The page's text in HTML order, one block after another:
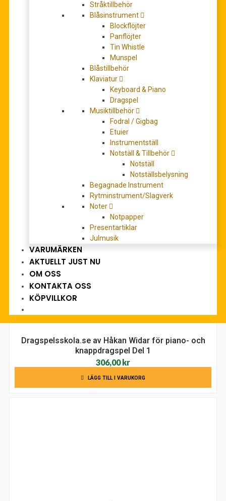
Stråktillbehör
Blåsinstrument
Blockflöjter
Panflöjter
Tin Whistle
Munspel
Blåstillbehör
Klaviatur
Keyboard & Piano
Dragspel
Musiktillbehör
Fodral / Gigbag
Etuier
Instrumentställ
Notställ & Tillbehör
Notställ
Notställsbelysning
Begagnade Instrument
Rytminstrument/Slagverk
Noter
Notpapper
Presentartiklar
Julmusik
VARUMÄRKEN
AKTUELLT JUST NU
OM OSS
KONTAKTA OSS
KÖPVILLKOR
Agnas, Anita: Dragspelsskolan del.1
190,00kr
LÄGG TILL I VARUKORG
Cambieri – Fugazza – Melocchi: Metodo per
fisarmonica (sistema pianoforte e cromatico volume
1)
350,00kr
Dragspelsskola.se av Håkan Widar för piano- och
knappdragspel Del 1
306,00kr
LÄGG TILL I VARUKORG